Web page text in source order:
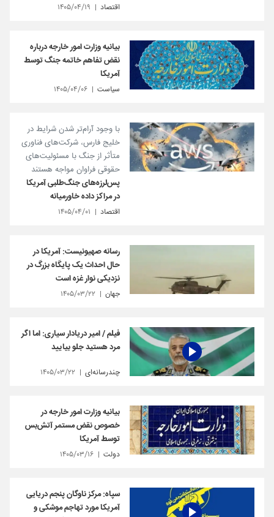
اقتصاد ۱۴۰۵/۰۴/۱۹
بیانیه وزارت امور خارجه درباره
نقض تفاهم خاتمه جنگ توسط
آمریکا
سیاست ۱۴۰۵/۰۴/۰۶
با وجود آرام‌تر شدن شرایط در
خلیج فارس، شرکت‌های فناوری
متأثر از جنگ با مسئولیت‌های
حقوقی فراوان مواجه هستند
پس‌لرزه‌های جنگ‌طلبی آمریکا
در مراکز داده خاورمیانه
اقتصاد ۱۴۰۵/۰۴/۰۱
رسانه صهیونیست: آمریکا در
حال احداث یک پایگاه بزرگ در
نزدیکی نوار غزه است
جهان ۱۴۰۵/۰۳/۲۲
فیلم / امیر دریادار سیاری: اما اگر
مرد هستید جلو بیایید
چندرسانه‌ای ۱۴۰۵/۰۳/۲۲
بیانیه وزارت امور خارجه در
خصوص نقض مستمر آتش‌بس
توسط آمریکا
دولت ۱۴۰۵/۰۳/۱۶
سپاه: مرکز ناوگان پنجم دریایی
آمریکا مورد تهاجم موشکی و